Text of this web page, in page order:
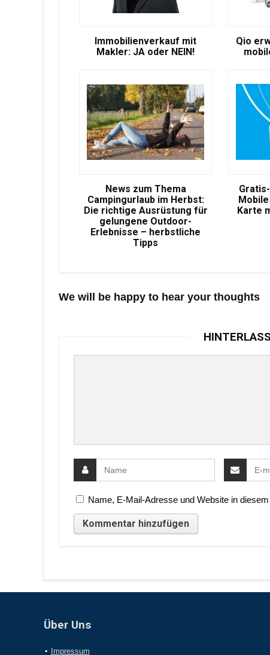
Immobilienverkauf mit
Makler: JA oder NEIN!
Qio
News zum Thema
Campingurlaub im Herbst:
Die richtige Ausrüstung für
gelungene Outdoor-
Erlebnisse – herbstliche
Tipps
Karte
We will be happy to hear your thoughts
Name, E-Mail-Adresse und Website in
Über Uns
Impressum